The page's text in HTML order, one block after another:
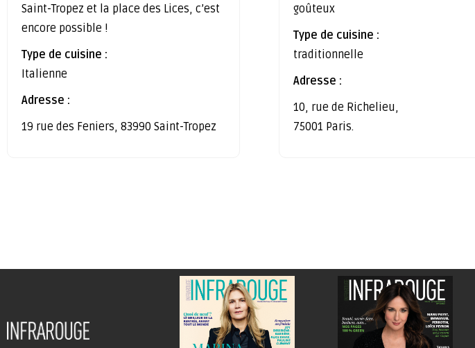
Saint-Tropez et la place des Lices, c’est
encore possible !
Type de cuisine :
Italienne
Adresse :
19 rue des Feniers, 83990 Saint-Tropez
goûteux
Type de cuisine :
traditionnelle
Adresse :
10, rue de Richelieu,
75001 Paris.